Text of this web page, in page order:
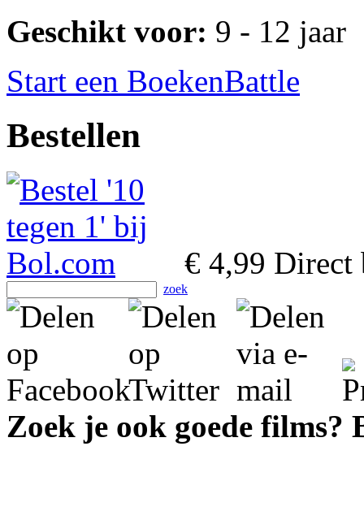
Geschikt voor: 9 - 12 jaar
Start een BoekenBattle
Bestellen
€ 4,99 Direct
zoek
Zoek je ook goede films?